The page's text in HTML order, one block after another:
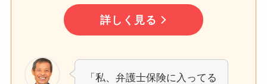
詳しく見る
「私、弁護士保険に入ってる